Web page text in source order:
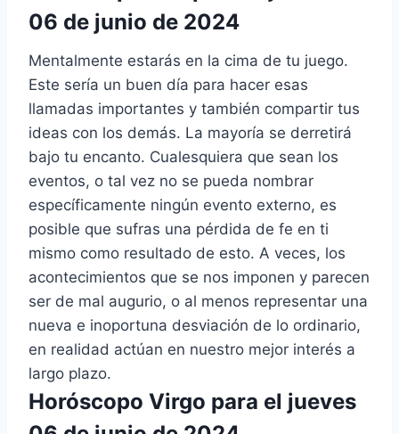
06 de junio de 2024
Mentalmente estarás en la cima de tu juego.
Este sería un buen día para hacer esas
llamadas importantes y también compartir tus
ideas con los demás. La mayoría se derretirá
bajo tu encanto. Cualesquiera que sean los
eventos, o tal vez no se pueda nombrar
específicamente ningún evento externo, es
posible que sufras una pérdida de fe en ti
mismo como resultado de esto. A veces, los
acontecimientos que se nos imponen y parecen
ser de mal augurio, o al menos representar una
nueva e inoportuna desviación de lo ordinario,
en realidad actúan en nuestro mejor interés a
largo plazo.
Horóscopo Virgo para el jueves